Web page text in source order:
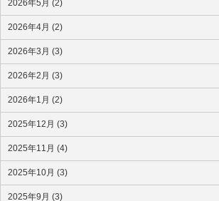
2026年5月 (2)
2026年4月 (2)
2026年3月 (3)
2026年2月 (3)
2026年1月 (2)
2025年12月 (3)
2025年11月 (4)
2025年10月 (3)
2025年9月 (3)